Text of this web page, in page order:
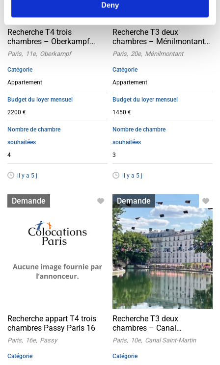
Deny
Recherche T4 trois
chambres – Oberkampf
Paris 11e
Paris 11e Oberkampf
Catégorie
Appartement
Budget du loyer mensuel
2200 €
Nombre de chambre
souhaitées
4
il y a 5 j
Recherche T3 deux
chambres – Ménilmontant
Paris 20
Paris 20e Ménilmontant
Catégorie
Appartement
Budget du loyer mensuel
1450 €
Nombre de chambre
souhaitées
3
il y a 5 j
Demande
Appartement avec colocation
acceptée
Recherche appart T4 trois
chambres Passy Paris 16
Paris 16e Passy
Catégorie
Demande
Appartement avec colocation
acceptée
Recherche T3 deux
chambres – Canal
Saint‑Martin 10
Paris 10e Canal Saint-Martin
Catégorie